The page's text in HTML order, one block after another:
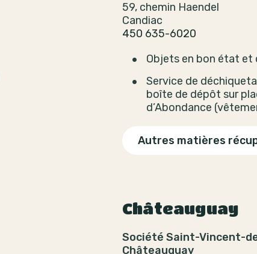
59, chemin Haendel
Candiac
450 635-6020
Objets en bon état
Service de
boîte de dépôt sur
d’Abondance
Autres matières
Châteauguay
Société Saint-Vincent-
Châteauguay